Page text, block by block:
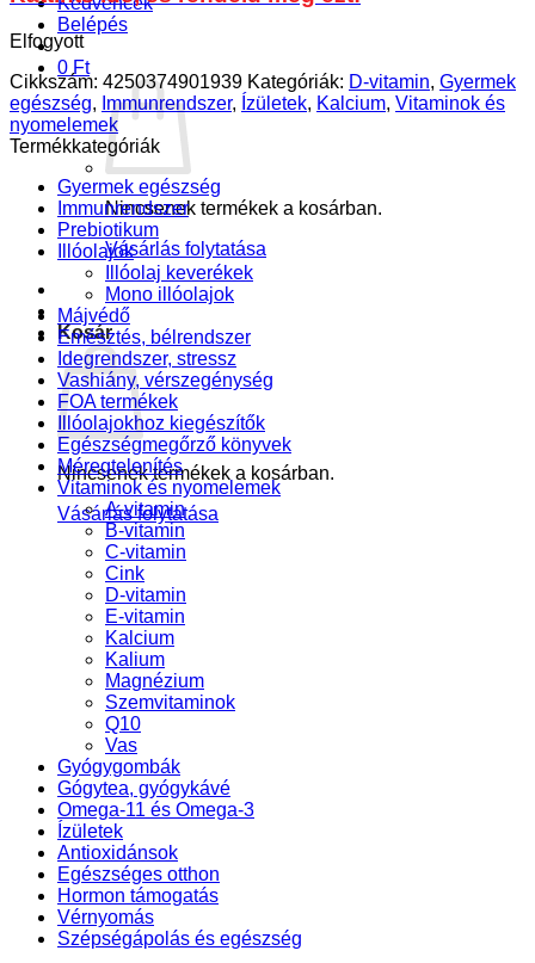
Belépés
0 Ft
Nincsenek termékek a kosárban.
Vásárlás folytatása
Kosár
Nincsenek termékek a kosárban.
Vásárlás folytatása
Elfogyott
Cikkszám: 4250374901939 Kategóriák: D-vitamin, Gyermek
egészség, Immunrendszer, Ízületek, Kalcium, Vitaminok és
nyomelemek
Termékkategóriák
Gyermek egészség
Immunrendszer
Prebiotikum
Illóolajok
Illóolaj keverékek
Mono illóolajok
Májvédő
Emésztés, bélrendszer
Idegrendszer, stressz
Vashiány, vérszegénység
FOA termékek
Illóolajokhoz kiegészítők
Egészségmegőrző könyvek
Méregtelenítés
Vitaminok és nyomelemek
A-vitamin
B-vitamin
C-vitamin
Cink
D-vitamin
E-vitamin
Kalcium
Kalium
Magnézium
Szemvitaminok
Q10
Vas
Gyógygombák
Gógytea, gyógykávé
Omega-11 és Omega-3
Ízületek
Antioxidánsok
Egészséges otthon
Hormon támogatás
Vérnyomás
Szépségápolás és egészség